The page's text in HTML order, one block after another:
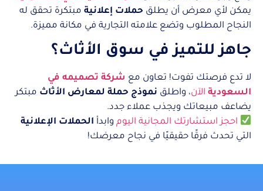
يمكن لأي معرض أن يطلق حملات إعلانية مبتكرة تحقق له
النجاح المطلوب وتضع علامته التجارية في مكانة مميزة.
جاهز للتميز في سوق الأثاث؟
لا تدع فرصتك تفوت! تعاون مع شركة تصميمه في
السعودية الآن، واطلق نموذج حملة لمعارض الأثاث مبتكر
يضاعف مبيعاتك ويجذب عملاء جدد.
احجز استشارتك المجانية اليوم وابدأ الحملات الإعلانية
التي تحدث فرقًا حقيقيًا في نجاح معرضك!